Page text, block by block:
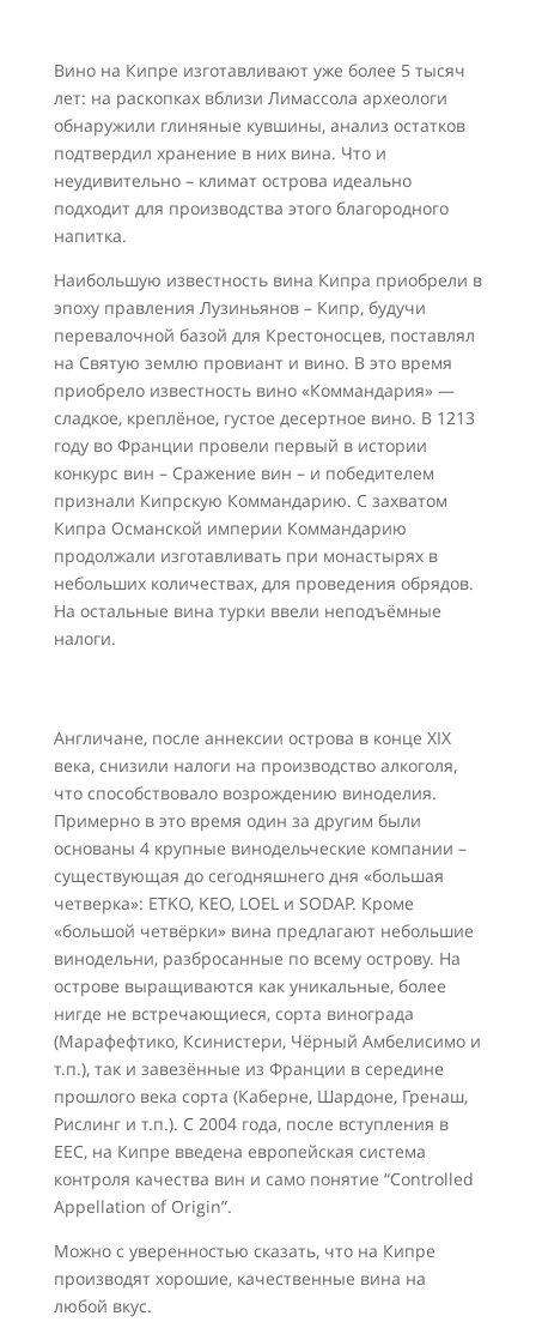
Вино на Кипре изготавливают уже более 5 тысяч
лет: на раскопках вблизи Лимассола археологи
обнаружили глиняные кувшины, анализ остатков
подтвердил хранение в них вина. Что и
неудивительно – климат острова идеально
подходит для производства этого благородного
напитка.
Наибольшую известность вина Кипра приобрели в
эпоху правления Лузиньянов – Кипр, будучи
перевалочной базой для Крестоносцев, поставлял
на Святую землю провиант и вино. В это время
приобрело известность вино «Коммандария» —
сладкое, креплёное, густое десертное вино. В 1213
году во Франции провели первый в истории
конкурс вин – Сражение вин – и победителем
признали Кипрскую Коммандарию. С захватом
Кипра Османской империи Коммандарию
продолжали изготавливать при монастырях в
небольших количествах, для проведения обрядов.
На остальные вина турки ввели неподъёмные
налоги.
Англичане, после аннексии острова в конце XIX
века, снизили налоги на производство алкоголя,
что способствовало возрождению виноделия.
Примерно в это время один за другим были
основаны 4 крупные винодельческие компании –
существующая до сегодняшнего дня «большая
четверка»: ETKO, KEO, LOEL и SODAP. Кроме
«большой четвёрки» вина предлагают небольшие
винодельни, разбросанные по всему острову. На
острове выращиваются как уникальные, более
нигде не встречающиеся, сорта винограда
(Марафефтико, Ксинистери, Чёрный Амбелисимо и
т.п.), так и завезённые из Франции в середине
прошлого века сорта (Каберне, Шардоне, Гренаш,
Рислинг и т.п.). С 2004 года, после вступления в
ЕЕС, на Кипре введена европейская система
контроля качества вин и само понятие “Controlled
Appellation of Origin”.
Можно с уверенностью сказать, что на Кипре
производят хорошие, качественные вина на
любой вкус.